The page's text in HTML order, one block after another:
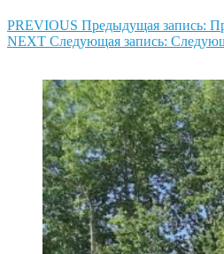
PREVIOUS Предыдущая запись:
NEXT Следующая запись: